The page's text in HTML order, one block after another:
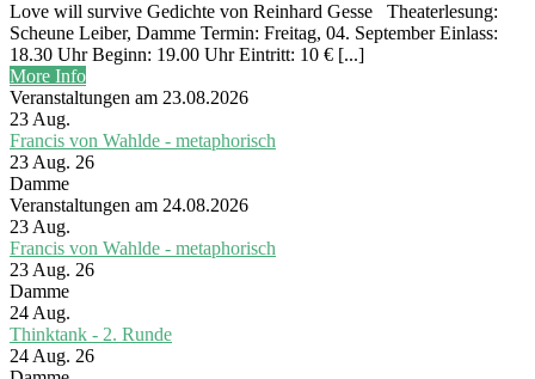
Love will survive Gedichte von Reinhard Gesse Theaterlesung:
Scheune Leiber, Damme Termin: Freitag, 04. September Einlass:
18.30 Uhr Beginn: 19.00 Uhr Eintritt: 10 € [...]
More Info
Veranstaltungen am 23.08.2026
23 Aug.
Francis von Wahlde - metaphorisch
23 Aug. 26
Damme
Veranstaltungen am 24.08.2026
23 Aug.
Francis von Wahlde - metaphorisch
23 Aug. 26
Damme
24 Aug.
Thinktank - 2. Runde
24 Aug. 26